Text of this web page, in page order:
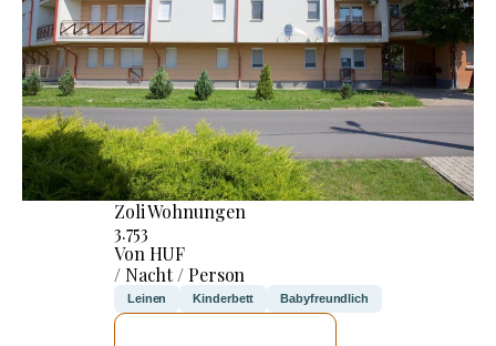
Zoli Wohnungen
3.753
Von HUF
/ Nacht / Person
Leinen Kinderbett Babyfreundlich